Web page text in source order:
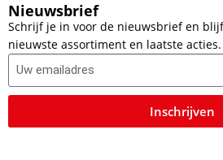
Nieuwsbrief
Schrijf je in voor de nieuwsbrief en
nieuwste assortiment en laatste acties.
Inschrijven